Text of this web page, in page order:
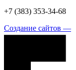
+7 (383) 353-34-68
Создание сайтов —